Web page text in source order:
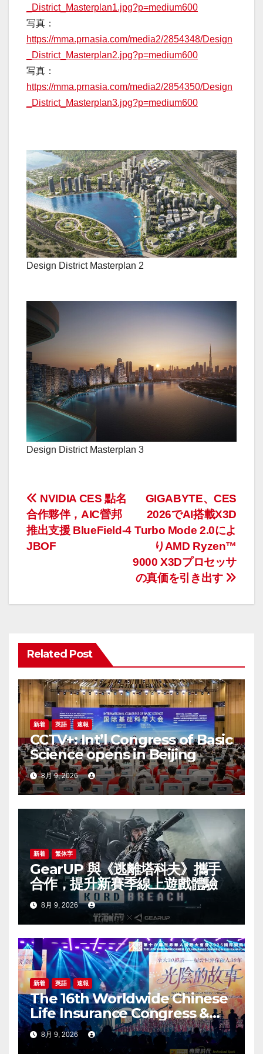
_District_Masterplan1.jpg?p=medium600
写真：
https://mma.prnasia.com/media2/2854348/Design
_District_Masterplan2.jpg?p=medium600
写真：
https://mma.prnasia.com/media2/2854350/Design
_District_Masterplan3.jpg?p=medium600
Design District Masterplan 2
Design District Masterplan 3
投
稿
ナ
ゲ
シ
ョ
ン
GIGABYTE、CES
2026でAI搭載X3D
Turbo Mode 2.0によ
りAMD Ryzen™
9000 X3Dプロセッサ
の真価を引き出す
NVIDIA CES 點名
合作夥伴，AIC營邦
推出支援 BlueField-4
JBOF
Related Post
新着 英語 速報
CCTV+: Int’l Congress of Basic
Science opens in Beijing
8月 9, 2026
新着 繁体字
GearUP 與《逃離塔科夫》攜手
合作，提升新賽季線上遊戲體驗
8月 9, 2026
新着 英語 速報
The 16th Worldwide Chinese
Life Insurance Congress &
2026 International Dragon
Award (IDA) Annual
8月 9, 2026